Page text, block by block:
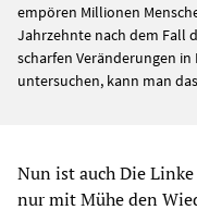
empören Millionen
Jahrzehnte nach dem Fall
scharfen Veränderungen
untersuchen, kann man
Nun ist auch Die
nur mit Mühe den